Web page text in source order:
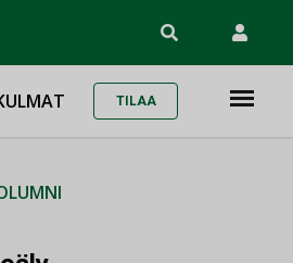
TILAA